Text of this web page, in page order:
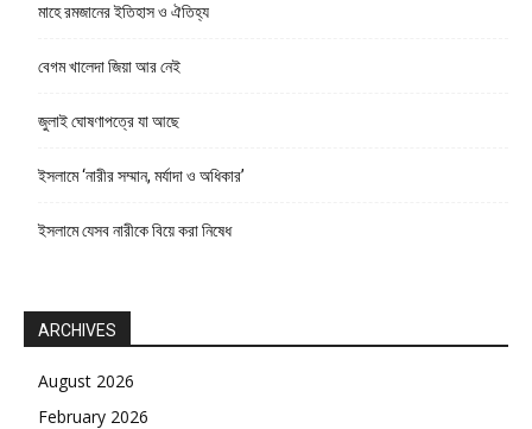
মাহে রমজানের ইতিহাস ও ঐতিহ্য
বেগম খালেদা জিয়া আর নেই
জুলাই ঘোষণাপত্রে যা আছে
ইসলামে ‘নারীর সম্মান, মর্যাদা ও অধিকার’
ইসলামে যেসব নারীকে বিয়ে করা নিষেধ
ARCHIVES
August 2026
February 2026